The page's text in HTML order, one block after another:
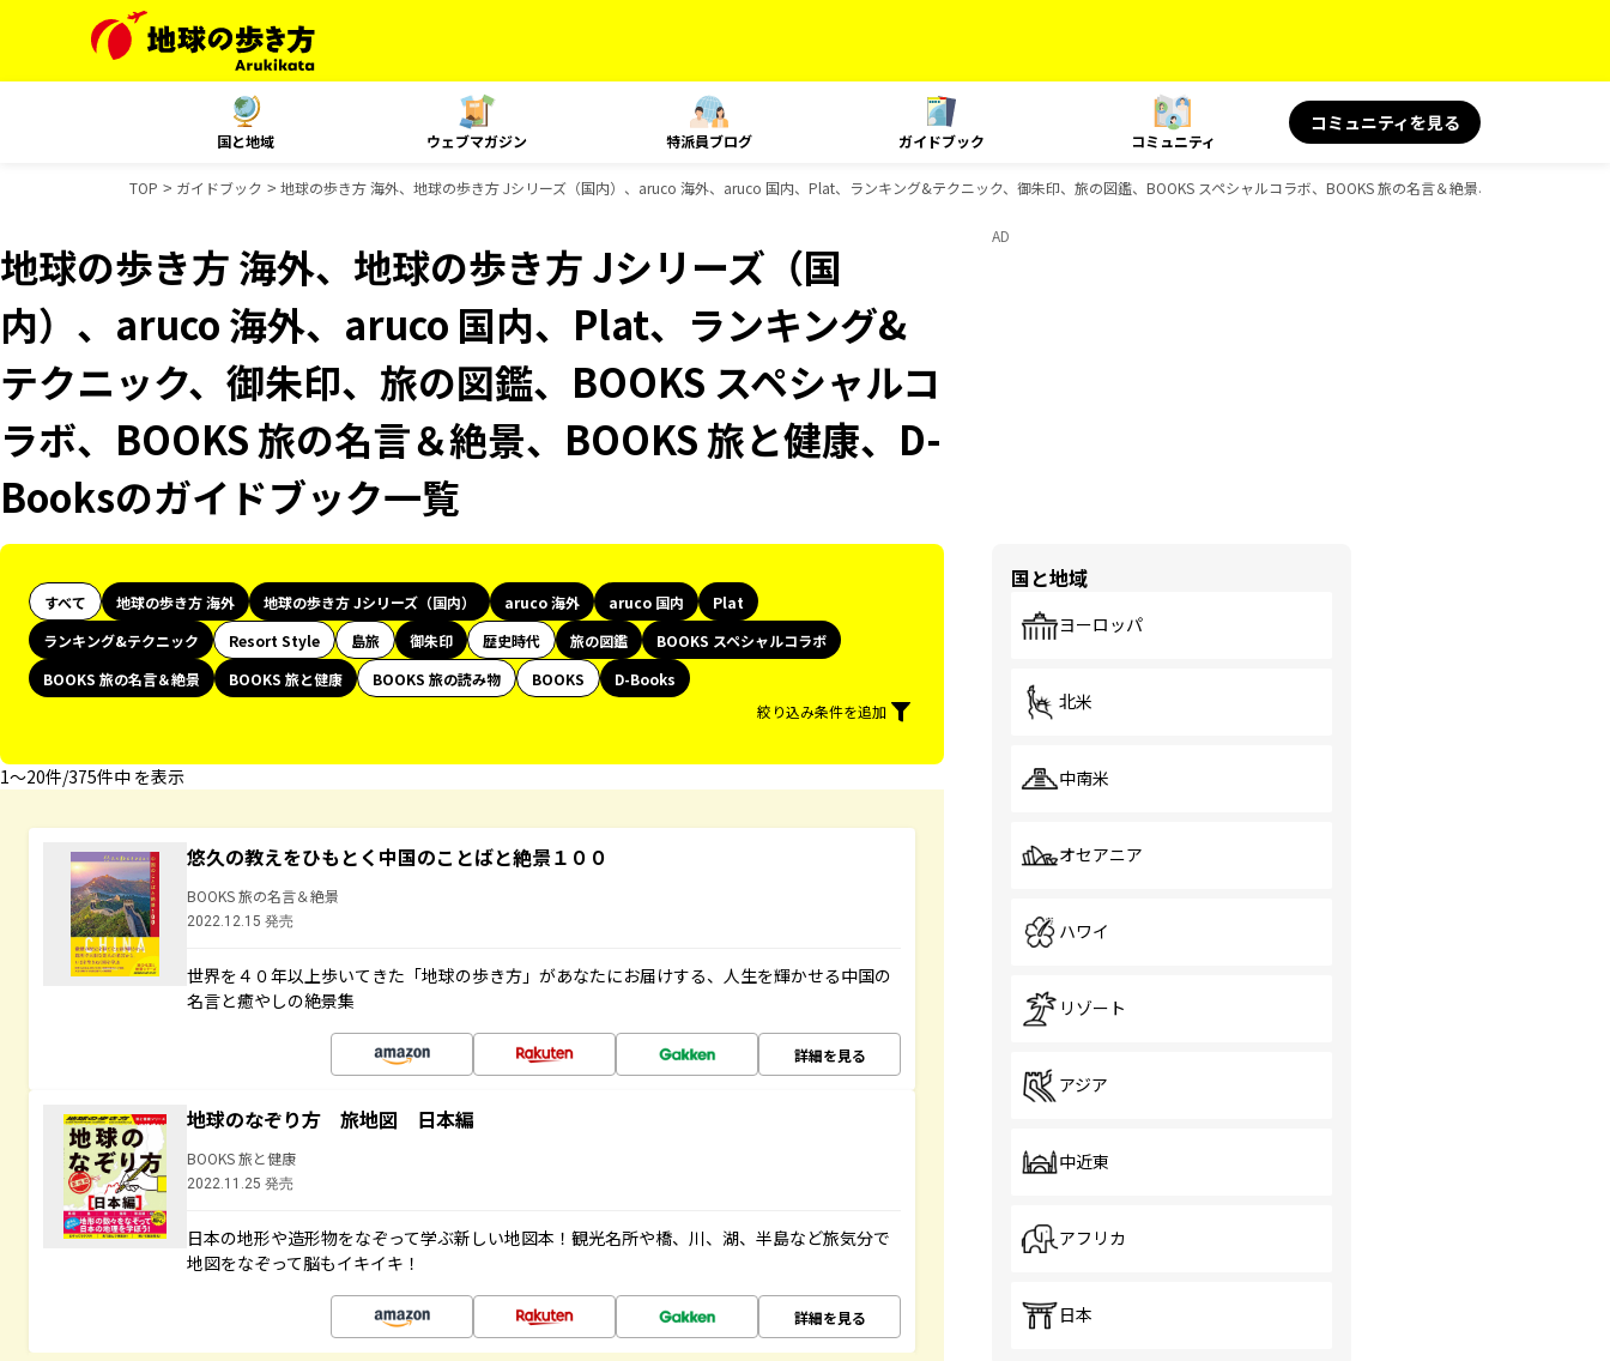
国と地域 ウェブマガジン 特派員ブログ ガイドブック コミュニティ
コミュニティを見る
TOP ガイドブック 地球の歩き方 海外、地球の歩き方 Jシリーズ（国内）、aruco 海外、aruco 国内、Plat、ランキング&テクニック、御朱印、旅の図鑑、BOOKS スペシャルコラボ、BOOKS 旅の名言＆絶景、BOOKS 旅と健
地球の歩き方 海外、地球の歩き方 Jシリーズ（国
内）、aruco 海外、aruco 国内、Plat、ランキング&
テクニック、御朱印、旅の図鑑、BOOKS スペシャルコ
ラボ、BOOKS 旅の名言＆絶景、BOOKS 旅と健康、D-
Booksのガイドブック一覧
すべて 地球の歩き方 海外 地球の歩き方 Jシリーズ（国内） aruco 海外 aruco 国内
Plat
ランキング&テクニック
Resort Style 島旅 御朱印 歴史時代 旅の図鑑
BOOKS スペシャルコラボ
BOOKS 旅の名言＆絶景
BOOKS 旅と健康 BOOKS 旅の読み物 BOOKS
D-Books
絞り込み条件を追加
1〜20件/375件中 を表示
悠久の教えをひもとく中国のことばと絶景１００
BOOKS 旅の名言＆絶景
2022.12.15 発売
世界を４０年以上歩いてきた「地球の歩き方」があなたにお届けする、人生を輝かせる中国の
名言と癒やしの絶景集
詳細を見る
地球のなぞり方 旅地図 日本編
BOOKS 旅と健康
2022.11.25 発売
日本の地形や造形物をなぞって学ぶ新しい地図本！観光名所や橋、川、湖、半島など旅気分で
地図をなぞって脳もイキイキ！
詳細を見る
AD
国と地域
ヨーロッパ
北米
中南米
オセアニア
ハワイ
リゾート
アジア
中近東
アフリカ
日本